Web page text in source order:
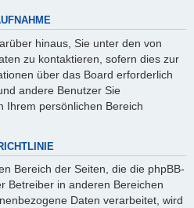
hinaus, Sie unter den von
zu kontaktieren, sofern dies zur
über das Board erforderlich
andere Benutzer Sie
Ihrem persönlichen Bereich
Bereich der Seiten, die die phpBB-
Betreiber in anderen Bereichen
Daten verarbeitet, wird